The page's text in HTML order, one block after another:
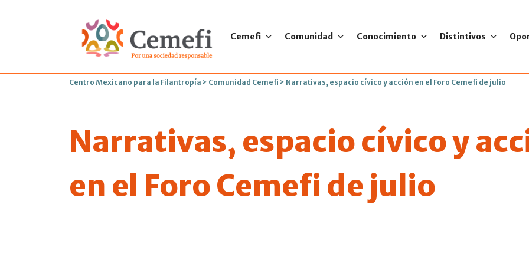
Cemefi Comunidad Conocimiento Distintivos
Centro Mexicano para la Filantropía > Comunidad Cemefi > Narrativas, espacio cívico y acción en el Foro Cemefi de julio
Narrativas, espacio cívico y
en el Foro Cemefi de julio